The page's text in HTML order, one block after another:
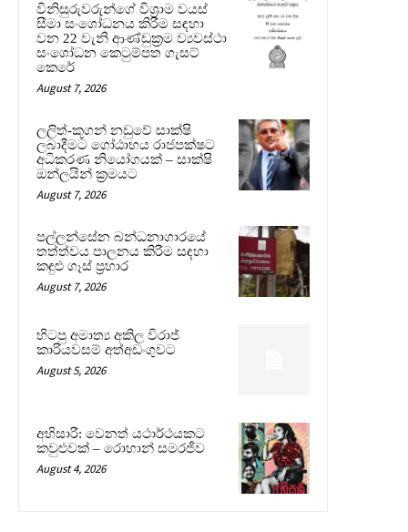
විනිසුරුවරුන්ගේ විශ්‍රාම වයස්
සීමා සංශෝධනය කිරීම සඳහා
වන 22 වැනි ආණ්ඩුක්‍රම ව්‍යවස්ථා
සංශෝධන කෙටුම්පත ගැසට්
කෙරේ
August 7, 2026
ලලිත්-කූගන් නඩුවේ සාක්ෂි
ලබාදීමට ගෝඨාභය රාජපක්ෂට
අධිකරණ නියෝගයක් – සාක්ෂි
ඔන්ලයින් ක්‍රමයට
August 7, 2026
පල්ලන්සේන බන්ධනාගාරයේ
තත්ත්වය පාලනය කිරීම සඳහා
කඳුළු ගෑස් ප්‍රහාර
August 7, 2026
හිටපු අමාත්‍ය අකිල විරාජ්
කාරියවසම් අත්අඩංගුවට
August 5, 2026
අභිසාරී: වෙනත් යථාර්ථයකට
කවුළුවක් – රොහාන් සමරජීව
August 4, 2026